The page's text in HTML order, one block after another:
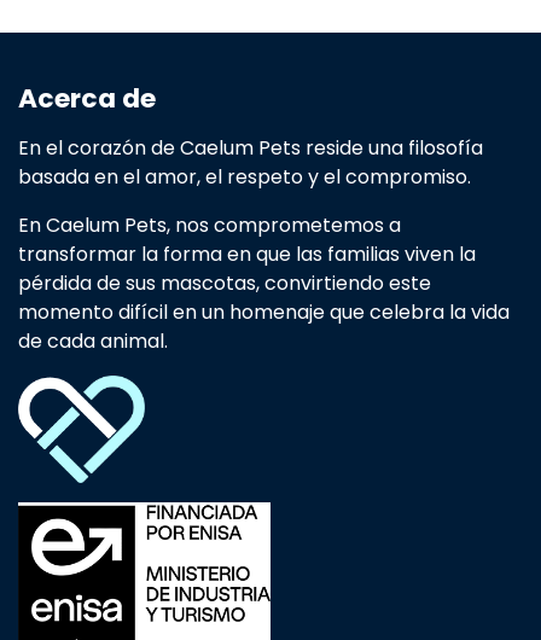
Acerca de
En el corazón de Caelum Pets reside una filosofía
basada en el amor, el respeto y el compromiso.
En Caelum Pets, nos comprometemos a
transformar la forma en que las familias viven la
pérdida de sus mascotas, convirtiendo este
momento difícil en un homenaje que celebra la vida
de cada animal.